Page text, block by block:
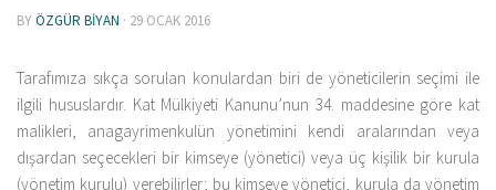
Yayınlanmış Çalışmalar
Yayınlar
Makaleler
Kitaplar
BYÖZGÜR BIYAN · 29 OCAK 2016
Tarafımıza sıkça sorulan konulardan biri de yöneticilerin seçimi ile
ilgili hususlardır. Kat Mülkiyeti Kanunu’nun 34. maddesine göre kat
malikleri, anagayrimenkulün yönetimini kendi aralarından veya
dışardan seçecekleri bir kimseye (yönetici) veya üç kişilik bir kurula
(yönetim kurulu) verebilirler; bu kimseye yönetici, kurula da yönetim